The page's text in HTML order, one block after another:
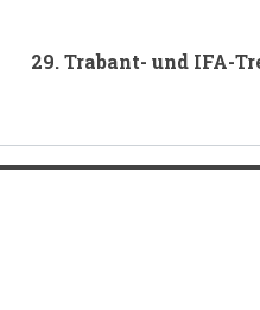
29. Trabant- und IFA-